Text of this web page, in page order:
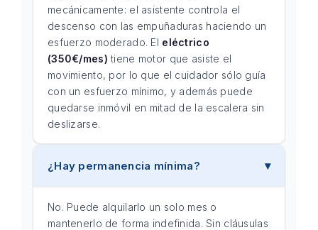
mecánicamente: el asistente controla el
descenso con las empuñaduras haciendo un
esfuerzo moderado. El eléctrico
(350€/mes) tiene motor que asiste el
movimiento, por lo que el cuidador sólo guía
con un esfuerzo mínimo, y además puede
quedarse inmóvil en mitad de la escalera sin
deslizarse.
¿Hay permanencia mínima?
No. Puede alquilarlo un solo mes o
mantenerlo de forma indefinida. Sin cláusulas